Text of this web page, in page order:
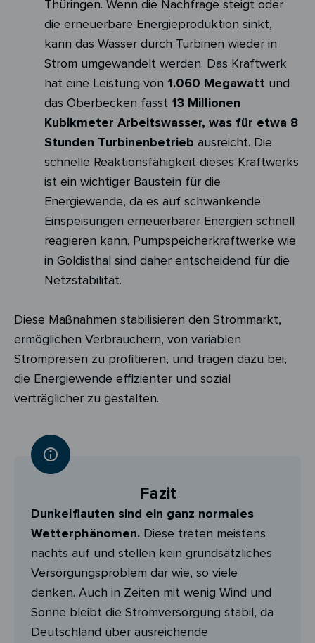
Thüringen. Wenn die Nachfrage steigt oder
die erneuerbare Energieproduktion sinkt,
kann das Wasser durch Turbinen wieder in
Strom umgewandelt werden. Das Kraftwerk
hat eine Leistung von1.060 Megawatt und
das Oberbecken fasst 13 Millionen
Kubikmeter Arbeitswasser, was für etwa 8
Stunden Turbinenbetrieb ausreicht. Die
schnelle Reaktionsfähigkeit dieses Kraftwerks
ist ein wichtiger Baustein für die
Energiewende, da es auf schwankende
Einspeisungen erneuerbarer Energien schnell
reagieren kann. Pumpspeicherkraftwerke wie
in Goldisthal sind daher entscheidend für die
Netzstabilität.
Diese Maßnahmen stabilisieren den Strommarkt,
ermöglichen Verbrauchern, von variablen
Strompreisen zu profitieren, und tragen dazu bei,
die Energiewende effizienter und sozial
verträglicher zu gestalten.
Fazit
Dunkelflauten sind ein ganz normales
Wetterphänomen. Diese treten meistens
nachts auf und stellen kein grundsätzliches
Versorgungsproblem dar wie, so viele
denken. Auch in Zeiten mit wenig Wind und
Sonne bleibt die Stromversorgung stabil, da
Deutschland über ausreichende